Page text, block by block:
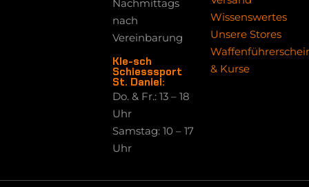
Nachmittags
nach
Vereinbarung
Kle-sch
Schiesssport
St. Daniel:
Do. & Fr.: 13 – 18
Uhr
Samstag: 10 – 17
Uhr
Wissenswertes
Unsere Stores
& Kurse